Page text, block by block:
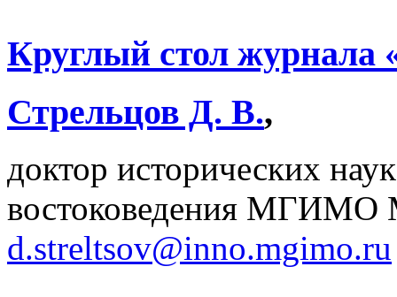
Круглый стол
Стрельцов Д. В.,
доктор исторических
востоковедения
d.streltsov@inno.mgimo.ru